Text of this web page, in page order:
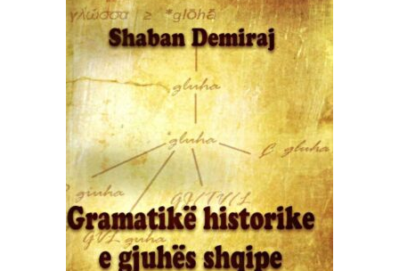
SHTOJE NË SHPORTË